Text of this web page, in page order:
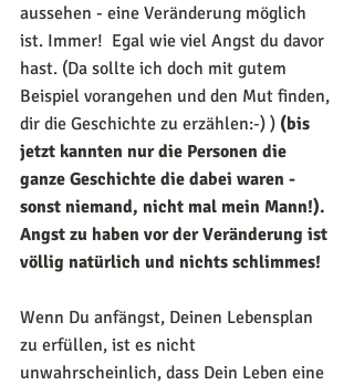
aussehen - eine Veränderung möglich
ist. Immer!  Egal wie viel Angst du davor
hast. (Da sollte ich doch mit gutem
Beispiel vorangehen und den Mut finden,
dir die Geschichte zu erzählen:-) ) (bis
jetzt kannten nur die Personen die
ganze Geschichte die dabei waren -
sonst niemand, nicht mal mein Mann!).
Angst zu haben vor der Veränderung ist
völlig natürlich und nichts schlimmes!
Wenn Du anfängst, Deinen Lebensplan
zu erfüllen, ist es nicht
unwahrscheinlich, dass Dein Leben eine